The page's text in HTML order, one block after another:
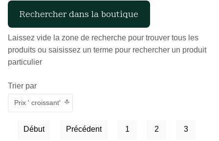
Laissez vide la zone de recherche pour trouver tous les
produits ou saisissez un terme pour rechercher un produit
particulier
Trier par
Prix ' croissant'
Début Précédent 1 2 3